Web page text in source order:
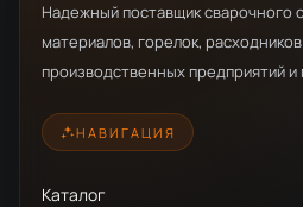
Надежный поставщик сварочного
материалов, горелок,
производственных предприятий
НАВИГАЦИЯ
Каталог